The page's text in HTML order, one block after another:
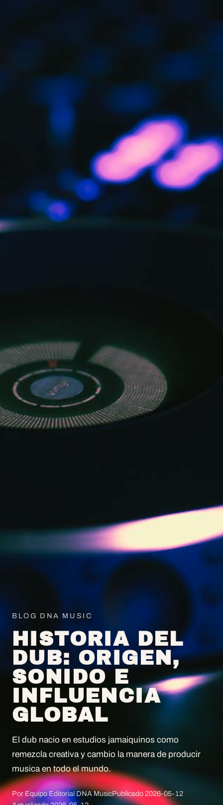
BLOG DNA MUSIC
HISTORIA DEL
DUB: ORIGEN,
SONIDO E
INFLUENCIA
GLOBAL
El dub nacio en estudios jamaiquinos como
remezcla creativa y cambio la manera de producir
musica en todo el mundo.
Por Equipo Editorial DNA MusicPublicado2026-05-12